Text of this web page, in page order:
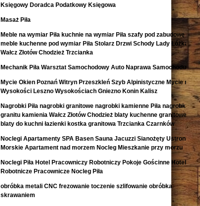
Księgowy Doradca Podatkowy Księgowa
Masaż Piła
Meble na wymiar Piła kuchnie na wymiar Piła szafy pod zabudowę
meble kuchenne pod wymiar Piła Stolarz Drzwi Schody Lady Łóżka
Wałcz Złotów Chodzież Trzcianka
Mechanik Piła Warsztat Samochodowy Auto Naprawa Samochodu
Mycie Okien Poznań Witryn Przeszkleń Szyb Alpinistyczne Mycie na
Wysokości Leszno Wysokościach Gniezno Konin Kalisz
Nagrobki Piła nagrobki granitowe nagrobki kamienne Piła nagrobki z
granitu kamienia Wałcz Złotów Chodzież blaty kuchenne granitowe
blaty do kuchni łazienki kostka granitowa Trzcianka Czarnków
Noclegi Apartamenty SPA Basen Sauna Jacuzzi Sianożęty Ustronie
Morskie Apartament nad morzem Nocleg Mieszkanie przy morzu
Noclegi Piła Hotel Pracowniczy Robotniczy Pokoje Gościnne Hotele
Robotnicze Pracownicze Nocleg Piła
obróbka metali CNC frezowanie toczenie szlifowanie obróbka
skrawaniem